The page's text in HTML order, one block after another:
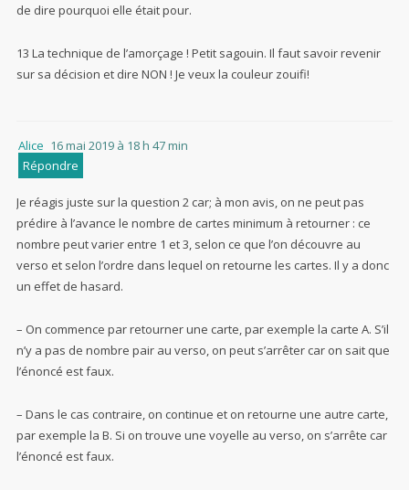
de dire pourquoi elle était pour.
13 La technique de l’amorçage ! Petit sagouin. Il faut savoir revenir
sur sa décision et dire NON ! Je veux la couleur zouifi!
Alice 16 mai 2019 à 18 h 47 min
Répondre
Je réagis juste sur la question 2 car; à mon avis, on ne peut pas
prédire à l’avance le nombre de cartes minimum à retourner : ce
nombre peut varier entre 1 et 3, selon ce que l’on découvre au
verso et selon l’ordre dans lequel on retourne les cartes. Il y a donc
un effet de hasard.
– On commence par retourner une carte, par exemple la carte A. S’il
n’y a pas de nombre pair au verso, on peut s’arrêter car on sait que
l’énoncé est faux.
– Dans le cas contraire, on continue et on retourne une autre carte,
par exemple la B. Si on trouve une voyelle au verso, on s’arrête car
l’énoncé est faux.